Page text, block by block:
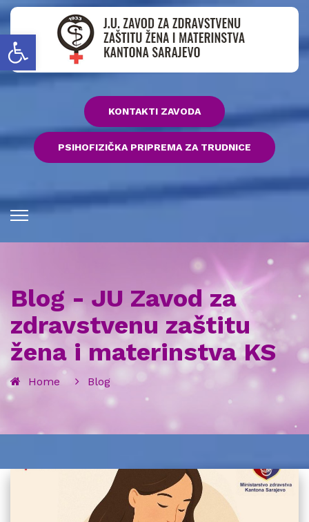
Open toolbar
KONTAKTI ZAVODA
PSIHOFIZIČKA PRIPREMA ZA TRUDNICE
Blog - JU Zavod za
zdravstvenu zaštitu
žena i materinstva KS
Home Blog